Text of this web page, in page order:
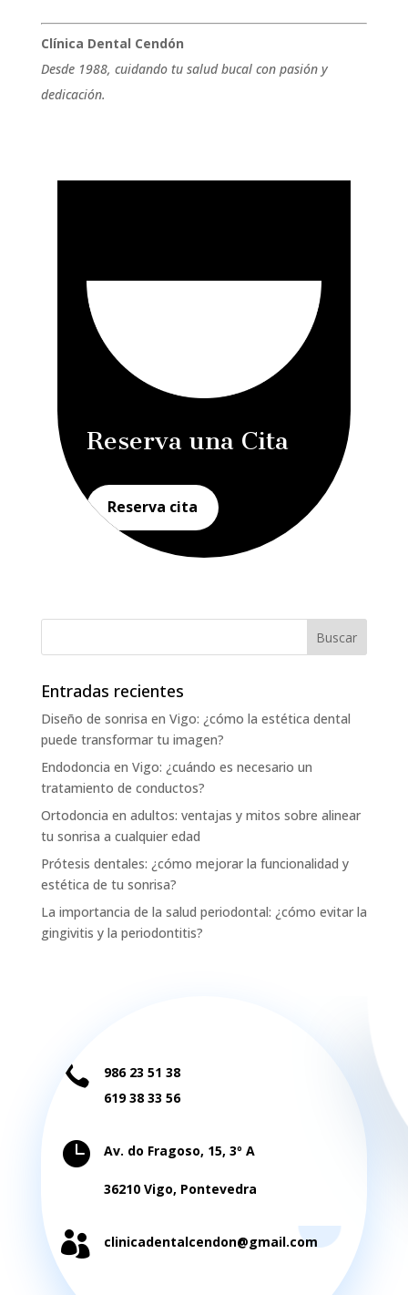
Clínica Dental Cendón
Desde 1988, cuidando tu salud bucal con pasión y
dedicación.
Reserva una Cita
Reserva cita
Entradas recientes
Diseño de sonrisa en Vigo: ¿cómo la estética dental
puede transformar tu imagen?
Endodoncia en Vigo: ¿cuándo es necesario un
tratamiento de conductos?
Ortodoncia en adultos: ventajas y mitos sobre alinear
tu sonrisa a cualquier edad
Prótesis dentales: ¿cómo mejorar la funcionalidad y
estética de tu sonrisa?
La importancia de la salud periodontal: ¿cómo evitar la
gingivitis y la periodontitis?

986 23 51 38
619 38 33 56
 Av. do Fragoso, 15, 3º A
36210 Vigo, Pontevedra
 clinicadentalcendon@gmail.com